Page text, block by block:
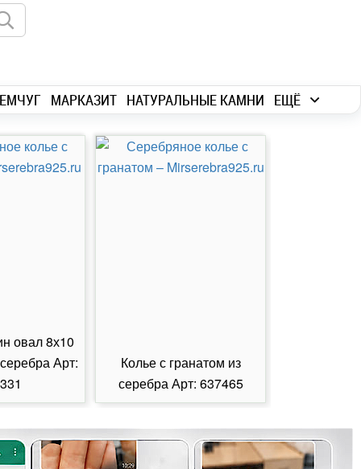
МАРКАЗИТ НАТУРАЛЬНЫЕ КАМНИ ЕЩЁ
овал 8х10
Арт:
Колье с гранатом из
серебра Арт: 637465